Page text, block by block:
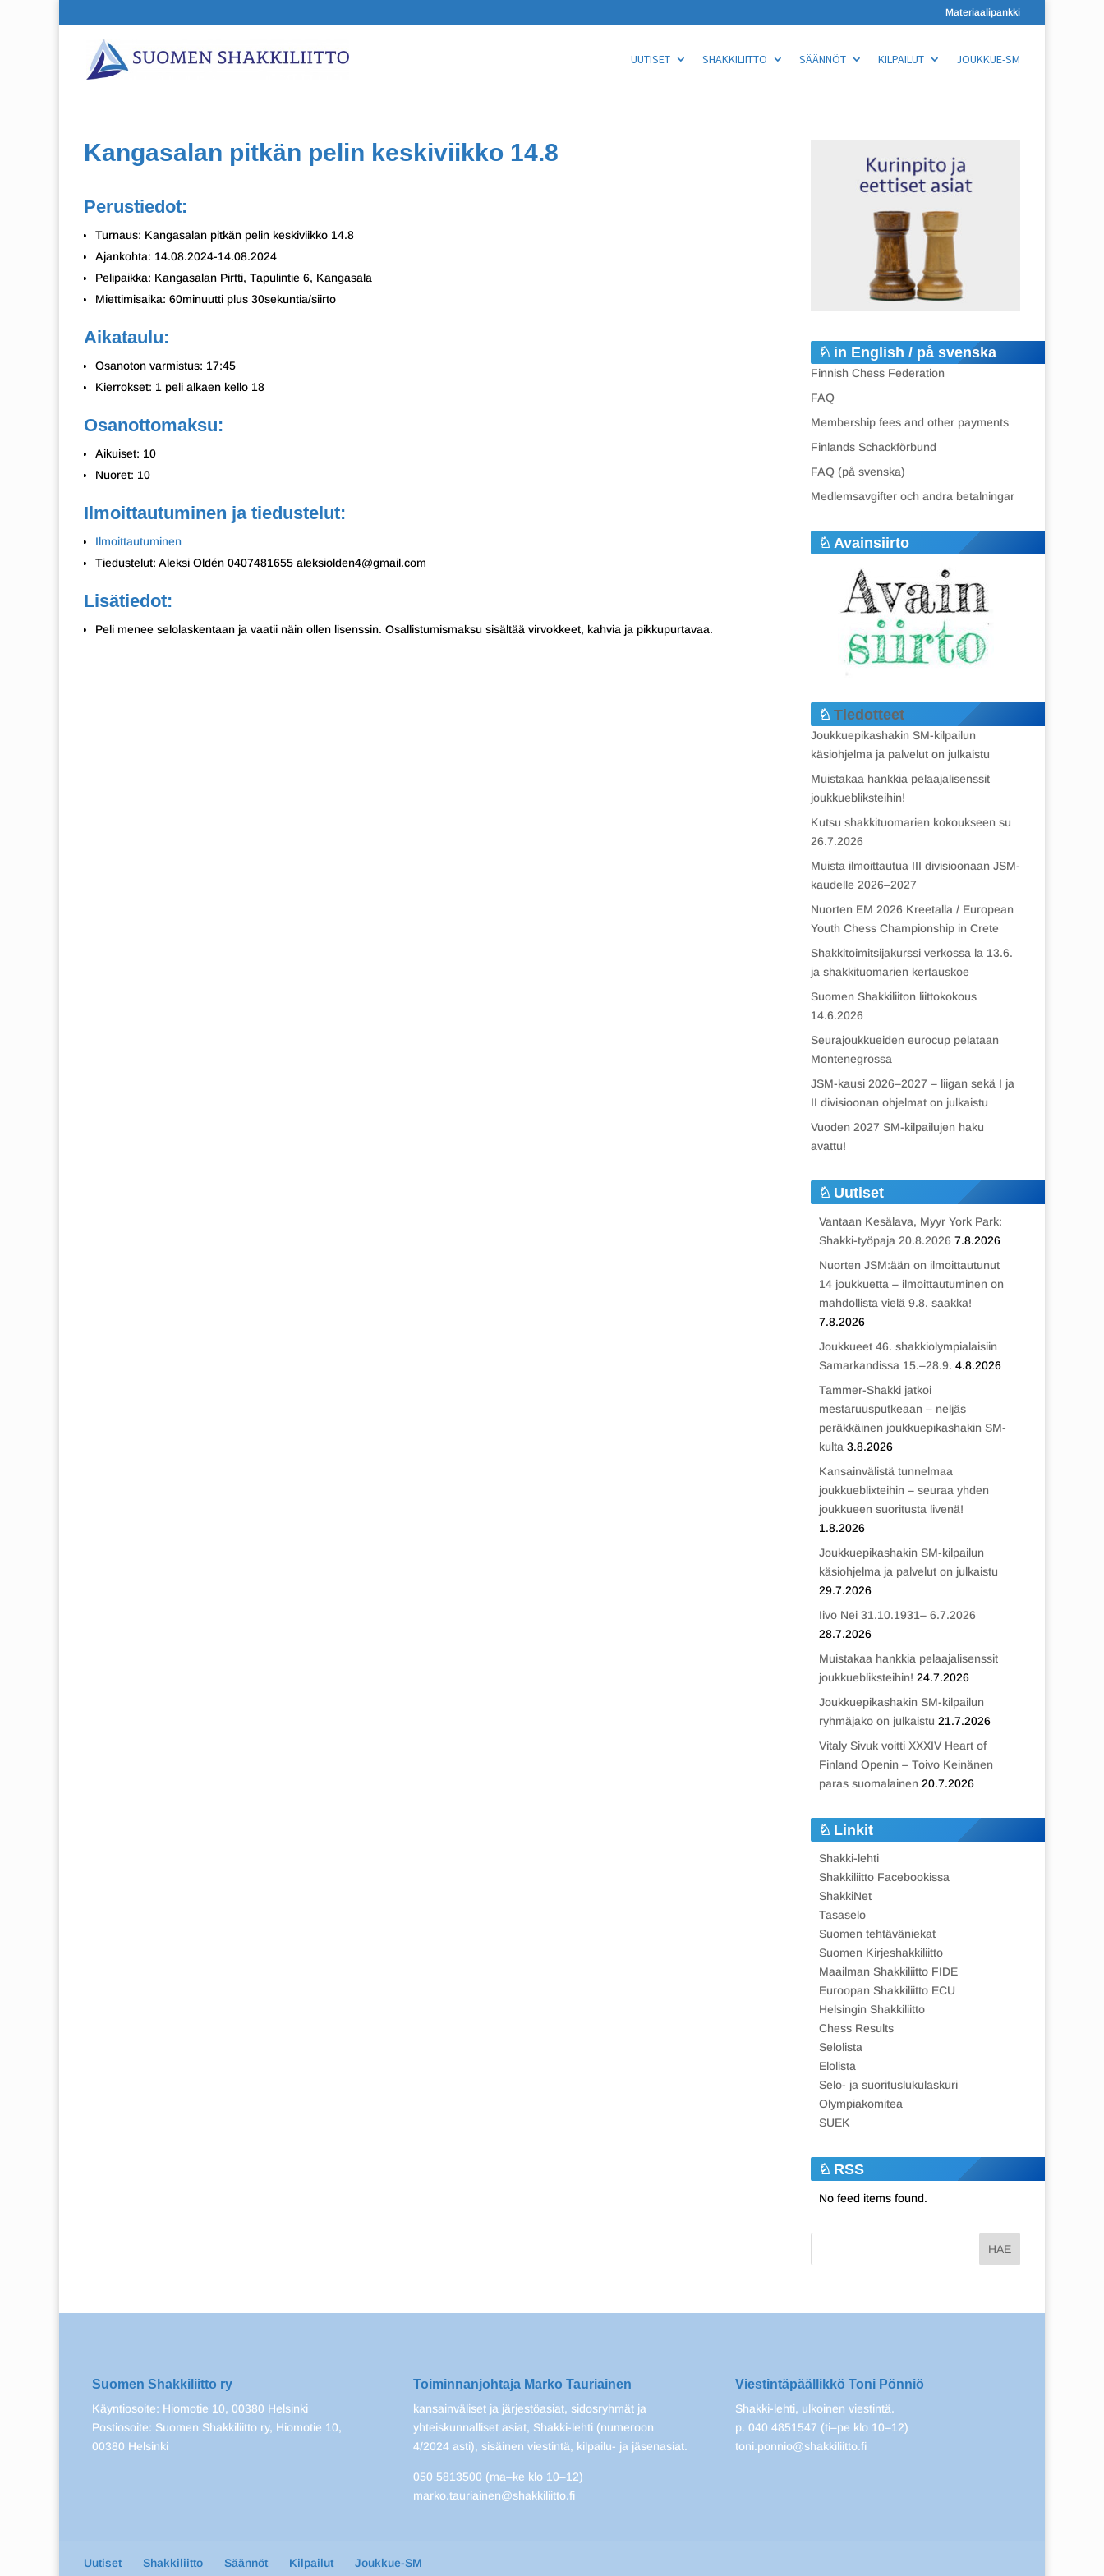
Materiaalipankki
UUTISET SHAKKILIITTO SÄÄNNÖT KILPAILUT JOUKKUE-SM
Kangasalan pitkän pelin keskiviikko 14.8
Perustiedot:
Turnaus: Kangasalan pitkän pelin keskiviikko 14.8
Ajankohta: 14.08.2024-14.08.2024
Pelipaikka: Kangasalan Pirtti, Tapulintie 6, Kangasala
Miettimisaika: 60minuutti plus 30sekuntia/siirto
Aikataulu:
Osanoton varmistus: 17:45
Kierrokset: 1 peli alkaen kello 18
Osanottomaksu:
Aikuiset: 10
Nuoret: 10
Ilmoittautuminen ja tiedustelut:
Ilmoittautuminen
Tiedustelut: Aleksi Oldén 0407481655 aleksiolden4@gmail.com
Lisätiedot:
Peli menee selolaskentaan ja vaatii näin ollen lisenssin. Osallistumismaksu sisältää virvokkeet, kahvia ja pikkupurtavaa.
in English / på svenska
Finnish Chess Federation
FAQ
Membership fees and other payments
Finlands Schackförbund
FAQ (på svenska)
Medlemsavgifter och andra betalningar
Avainsiirto
Tiedotteet
Joukkuepikashakin SM-kilpailun
käsiohjelma ja palvelut on julkaistu
Muistakaa hankkia pelaajalisenssit
joukkuebliksteihin!
Kutsu shakkituomarien kokoukseen su
26.7.2026
Muista ilmoittautua III divisioonaan JSM-
kaudelle 2026–2027
Nuorten EM 2026 Kreetalla / European
Youth Chess Championship in Crete
Shakkitoimitsijakurssi verkossa la 13.6.
ja shakkituomarien kertauskoe
Suomen Shakkiliiton liittokokous
14.6.2026
Seurajoukkueiden eurocup pelataan
Montenegrossa
JSM-kausi 2026–2027 – liigan sekä I ja
II divisioonan ohjelmat on julkaistu
Vuoden 2027 SM-kilpailujen haku
avattu!
Uutiset
Vantaan Kesälava, Myyr York Park:
Shakki-työpaja 20.8.2026 7.8.2026
Nuorten JSM:ään on ilmoittautunut
14 joukkuetta – ilmoittautuminen on
mahdollista vielä 9.8. saakka!
7.8.2026
Joukkueet 46. shakkiolympialaisiin
Samarkandissa 15.–28.9. 4.8.2026
Tammer-Shakki jatkoi
mestaruusputkeaan – neljäs
peräkkäinen joukkuepikashakin SM-
kulta 3.8.2026
Kansainvälistä tunnelmaa
joukkueblixteihin – seuraa yhden
joukkueen suoritusta livenä!
1.8.2026
Joukkuepikashakin SM-kilpailun
käsiohjelma ja palvelut on julkaistu
29.7.2026
Iivo Nei 31.10.1931– 6.7.2026
28.7.2026
Muistakaa hankkia pelaajalisenssit
joukkuebliksteihin! 24.7.2026
Joukkuepikashakin SM-kilpailun
ryhmäjako on julkaistu 21.7.2026
Vitaly Sivuk voitti XXXIV Heart of
Finland Openin – Toivo Keinänen
paras suomalainen 20.7.2026
Linkit
Shakki-lehti
Shakkiliitto Facebookissa
ShakkiNet
Tasaselo
Suomen tehtäväniekat
Suomen Kirjeshakkiliitto
Maailman Shakkiliitto FIDE
Euroopan Shakkiliitto ECU
Helsingin Shakkiliitto
Chess Results
Selolista
Elolista
Selo- ja suorituslukulaskuri
Olympiakomitea
SUEK
RSS
No feed items found.
Suomen Shakkiliitto ry
Käyntiosoite: Hiomotie 10, 00380 Helsinki
Postiosoite: Suomen Shakkiliitto ry, Hiomotie 10,
00380 Helsinki
Toiminnanjohtaja Marko Tauriainen
kansainväliset ja järjestöasiat, sidosryhmät ja
yhteiskunnalliset asiat, Shakki-lehti (numeroon
4/2024 asti), sisäinen viestintä, kilpailu- ja jäsenasiat.
050 5813500 (ma–ke klo 10–12)
marko.tauriainen@shakkiliitto.fi
Viestintäpäällikkö Toni Pönniö
Shakki-lehti, ulkoinen viestintä.
p. 040 4851547 (ti–pe klo 10–12)
toni.ponnio@shakkiliitto.fi
Uutiset Shakkiliitto Säännöt Kilpailut Joukkue-SM